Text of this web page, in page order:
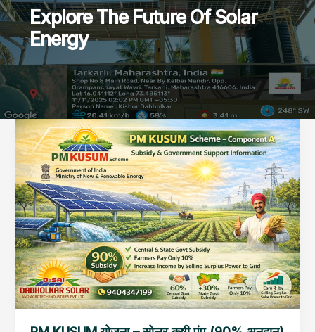
Explore The Future Of Solar
Energy
PM
KUSUM
योजना
–
सोलर
कृषी
पंप
(90%
अनुदान)